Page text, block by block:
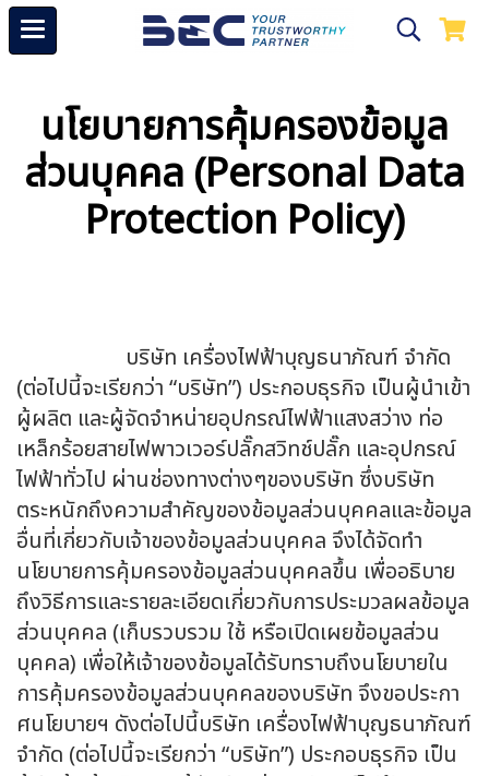
นโยบายการคุ้มครองข้อมูล
ส่วนบุคคล (Personal Data
Protection Policy)
บริษัท เครื่องไฟฟ้าบุญธนาภัณฑ์ จำกัด
(ต่อไปนี้จะเรียกว่า “บริษัท”) ประกอบธุรกิจ เป็นผู้นำเข้า
ผู้ผลิต และผู้จัดจำหน่ายอุปกรณ์ไฟฟ้าแสงสว่าง ท่อ
เหล็กร้อยสายไฟพาวเวอร์ปลั๊กสวิทช์ปลั๊ก และอุปกรณ์
ไฟฟ้าทั่วไป ผ่านช่องทางต่างๆของบริษัท ซึ่งบริษัท
ตระหนักถึงความสำคัญของข้อมูลส่วนบุคคลและข้อมูล
อื่นที่เกี่ยวกับเจ้าของข้อมูลส่วนบุคคล จึงได้จัดทำ
นโยบายการคุ้มครองข้อมูลส่วนบุคคลขึ้น เพื่ออธิบาย
ถึงวิธีการและรายละเอียดเกี่ยวกับการประมวลผลข้อมูล
ส่วนบุคคล (เก็บรวบรวม ใช้ หรือเปิดเผยข้อมูลส่วน
บุคคล) เพื่อให้เจ้าของข้อมูลได้รับทราบถึงนโยบายใน
การคุ้มครองข้อมูลส่วนบุคคลของบริษัท จึงขอประกา
ศนโยบายฯ ดังต่อไปนี้บริษัท เครื่องไฟฟ้าบุญธนาภัณฑ์
จำกัด (ต่อไปนี้จะเรียกว่า “บริษัท”) ประกอบธุรกิจ เป็น